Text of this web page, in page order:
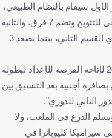
سيقام بالنظام الطبيعي،
بينما سيتم تقسيم الفرق إلى مجموعتين؛ الأولى للتتويج وتضم 7 فرق، والثانية
تضم 14 فريقا لتحديد الرباعي الذي يهبط لدوري القسم الثاني، بينما يصعد 3
وأمضى: "الدوري سينتهي يوم 25 مايو/آيار 2026 لإتاحة الفرصة للإعداد لبطولة
أجنبية بعد التنسيق بين
الثاني للدوري".
الدرع في الملعب، ولا
سيراميكا كليوباترا في